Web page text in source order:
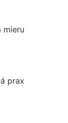
mieru
prax